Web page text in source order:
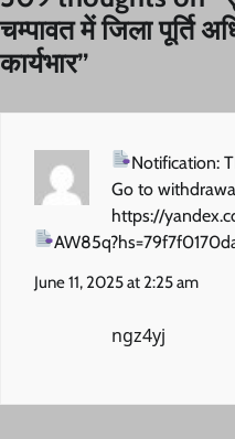
चम्पावत में जिला पूर्ति
कार्यभार”
Notification:
Go to
https://
June 11, 2025 at 2:25 am
ngz4yj